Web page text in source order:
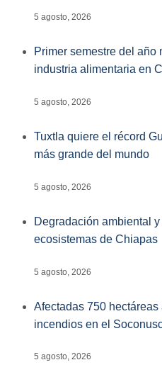
5 agosto, 2026
Primer semestre del año
industria alimentaria en
5 agosto, 2026
Tuxtla quiere el récord
más grande del mundo
5 agosto, 2026
Degradación ambiental
ecosistemas de Chiapas
5 agosto, 2026
Afectadas 750
incendios en el
5 agosto, 2026